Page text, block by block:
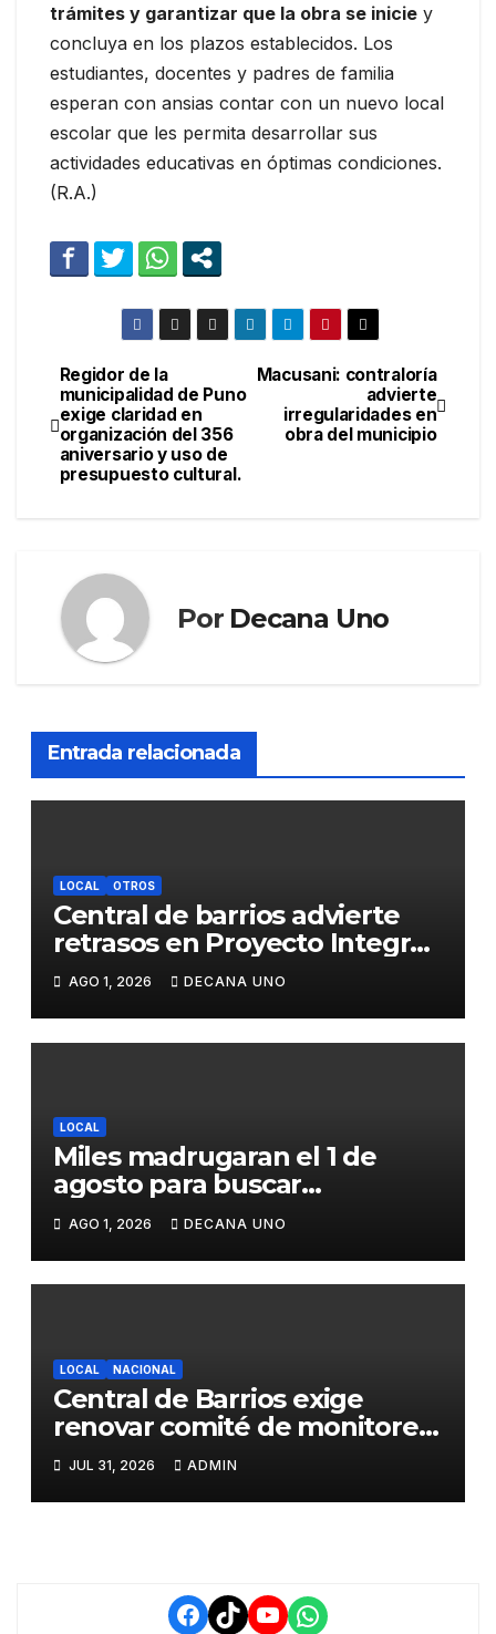
trámites y garantizar que la obra se inicie y
concluya en los plazos establecidos. Los
estudiantes, docentes y padres de familia
esperan con ansias contar con un nuevo local
escolar que les permita desarrollar sus
actividades educativas en óptimas condiciones.
(R.A.)
Navegación
de
entradas
Macusani: contraloría
advierte
irregularidades en
obra del municipio
Regidor de la
municipalidad de Puno
exige claridad en
organización del 356
aniversario y uso de
presupuesto cultural.
Por Decana Uno
Entrada relacionada
LOCAL OTROS
Central de barrios advierte
retrasos en Proyecto Integral
de Agua y Alcantarillado para
Juliaca
AGO 1, 2026 DECANA UNO
LOCAL
Miles madrugaran el 1 de
agosto para buscar
piedrecillas en los ríos y
realizar la challa por la
riqueza y la prosperidad
AGO 1, 2026 DECANA UNO
LOCAL NACIONAL
Central de Barrios exige
renovar comité de monitoreo
del PIAA por presuntos
conflictos de interés y
retrasos
JUL 31, 2026 ADMIN
Facebook
TikTokYouTube
WhatsApp